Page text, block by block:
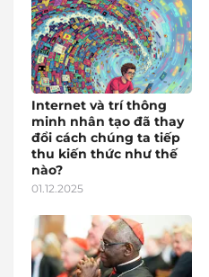
Internet và trí thông
minh nhân tạo đã thay
đổi cách chúng ta tiếp
thu kiến thức như thế
nào?
01.12.2025